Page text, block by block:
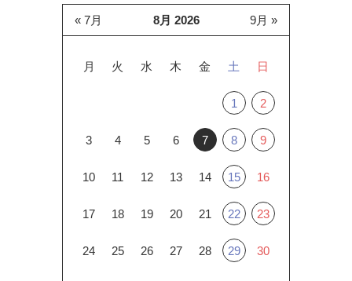
8月 2026
月 火 水 木 金 土 日
1 2
3 4 5 6 7 8 9
10 11 12 13 14 15 16
17 18 19 20 21 22 23
24 25 26 27 28 29 30
« 7月 9月 »